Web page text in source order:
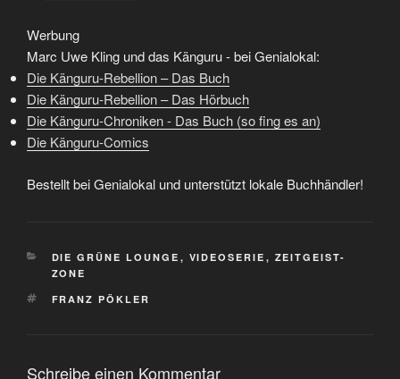
Werbung
Marc Uwe Kling und das Känguru - bei Genialokal:
Die Känguru-Rebellion – Das Buch
Die Känguru-Rebellion – Das Hörbuch
Die Känguru-Chroniken - Das Buch (so fing es an)
Die Känguru-Comics
Bestellt bei Genialokal und unterstützt lokale Buchhändler!
KATEGORIEN
DIE GRÜNE LOUNGE , VIDEOSERIE , ZEITGEIST-
ZONE
SCHLAGWÖRTER
FRANZ PÖKLER
Schreibe einen Kommentar